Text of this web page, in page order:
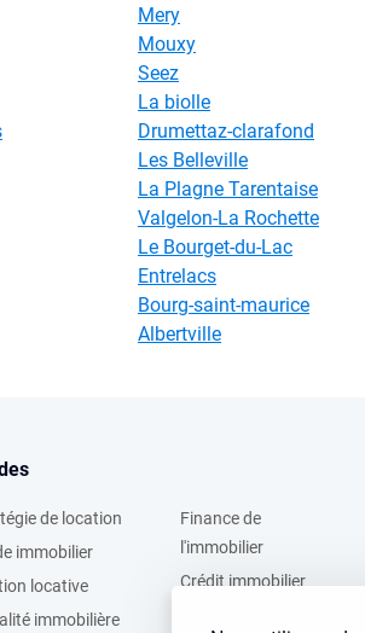
Mery
Mouxy
Seez
La biolle
Drumettaz-clarafond
Les Belleville
La Plagne Tarentaise
Valgelon-La Rochette
Le Bourget-du-Lac
Entrelacs
Bourg-saint-maurice
Albertville
de location
immobilier
locative
immobilière
Finance de
l'immobilier
Crédit immobilier